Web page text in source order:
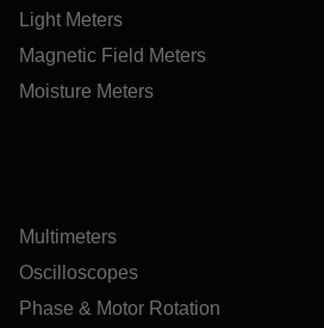
Light Meters
Magnetic Field Meters
Moisture Meters
Multimeters
Oscilloscopes
Phase & Motor Rotation